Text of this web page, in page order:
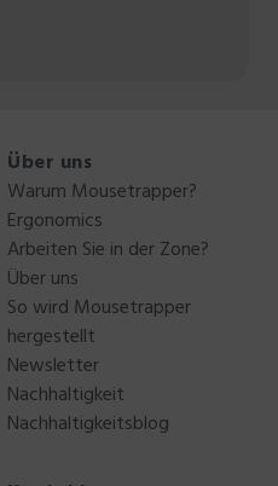
Über uns
Warum Mousetrapper?
Ergonomics
Arbeiten Sie in der Zone?
Über uns
So wird Mousetrapper
hergestellt
Newsletter
Nachhaltigkeit
Nachhaltigkeitsblog